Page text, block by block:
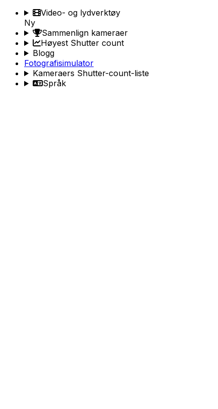
Video- og lydverktøy
Ny
Sammenlign kameraer
Høyest Shutter count
Blogg
Fotografisimulator
Kameraers Shutter-count-liste
Språk